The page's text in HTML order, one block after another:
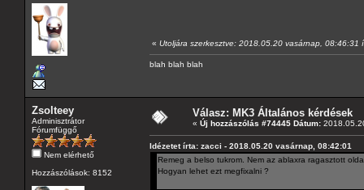
« Utoljára szerkesztve: 2018.05.20 vasárnap, 08:46:31
blah blah blah
Zsolteey
Adminisztrátor
Fórumfüggő
Nem elérhető
Hozzászólások: 8152
Válasz: MK3 Általános kérdések
« Új hozzászólás #74445 Dátum:
Idézetet írta: zacci - 2018.05.20 vasárnap, 08:42:01
Remeg a belso tukrom. Nem az ablaxra ragasztott
Hogyan lehet ezt megfixalni ?